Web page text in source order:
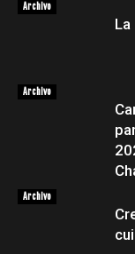
Archivo
Archivo
Archivo